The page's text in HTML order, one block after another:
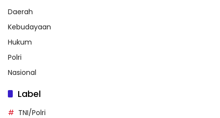
Daerah
Kebudayaan
Hukum
Polri
Nasional
Label
TNI/Polri